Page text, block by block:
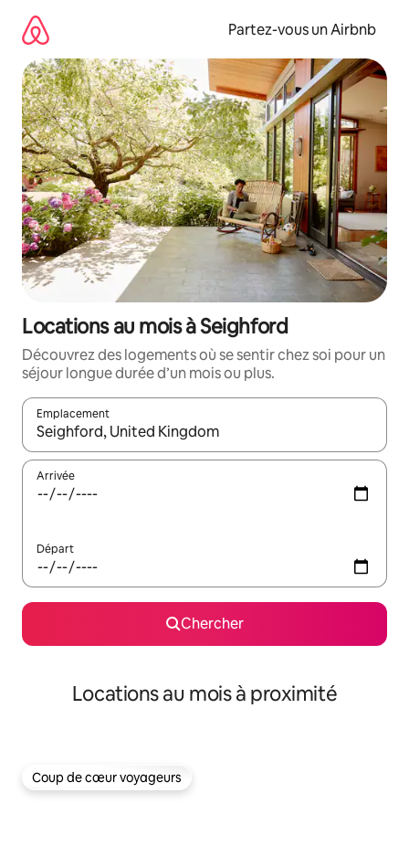
directement
contenu
Partez-vous un Airbnb
Locations au mois à Seighford
Découvrez des logements où se sentir chez soi pour un
séjour longue durée d’un mois ou plus.
Emplacement
Quand les résultats sont affichés, parcourez-les en utilisant
Arrivée
Départ
Chercher
Locations au mois à proximité
Coup de cœur voyageurs
Coup de cœur voyageurs